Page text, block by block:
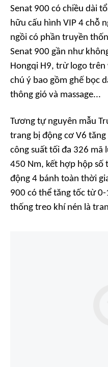
Senat 900 có chiều dài
hữu cấu hình VIP 4 chỗ
ngồi có phần truyền
Senat 900 gần như
Hongqi H9, trừ logo trên
chú ý bao gồm ghế bọc
thông gió và massage...
Tương tự nguyên mẫu
trang bị động cơ V6
công suất tối đa 326 mã
450 Nm, kết hợp hộp số
động 4 bánh toàn thời
900 có thể tăng tốc từ
thống treo khí nén là